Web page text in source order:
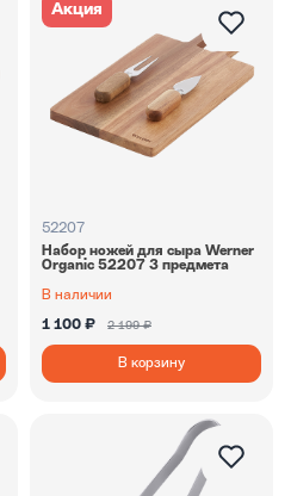
Акция
52207
Набор ножей для сыра Werner
Organic 52207 3 предмета
В наличии
1 100 ₽ 2 199 ₽
В корзину